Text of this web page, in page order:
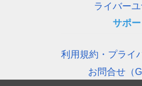
ライバーユ
サポー
利用規約・プライ
お問合せ（